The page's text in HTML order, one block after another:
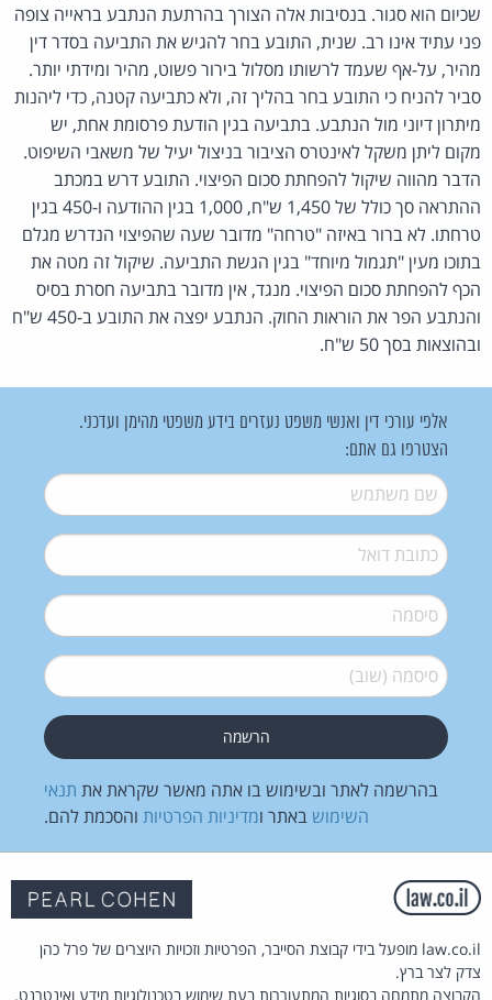
שכיום הוא סגור. בנסיבות אלה הצורך בהרתעת הנתבע בראייה צופה
פני עתיד אינו רב. שנית, התובע בחר להגיש את התביעה בסדר דין
מהיר, על-אף שעמד לרשותו מסלול בירור פשוט, מהיר ומידתי יותר.
סביר להניח כי התובע בחר בהליך זה, ולא כתביעה קטנה, כדי ליהנות
מיתרון דיוני מול הנתבע. בתביעה בגין הודעת פרסומת אחת, יש
מקום ליתן משקל לאינטרס הציבור בניצול יעיל של משאבי השיפוט.
הדבר מהווה שיקול להפחתת סכום הפיצוי. התובע דרש במכתב
ההתראה סך כולל של 1,450 ש"ח, 1,000 בגין ההודעה ו-450 בגין
טרחתו. לא ברור באיזה "טרחה" מדובר שעה שהפיצוי הנדרש מגלם
בתוכו מעין "תגמול מיוחד" בגין הגשת התביעה. שיקול זה מטה את
הכף להפחתת סכום הפיצוי. מנגד, אין מדובר בתביעה חסרת בסיס
והנתבע הפר את הוראות החוק. הנתבע יפצה את התובע ב-450 ש"ח
ובהוצאות בסך 50 ש"ח.
אלפי עורכי דין ואנשי משפט נעזרים בידע משפטי מהימן ועדכני.
הצטרפו גם אתם:
שם משתמש*
דואל*
סיסמה*
סיסמה (שוב)*
בהרשמה לאתר ובשימוש בו אתה מאשר שקראת את תנאי
השימוש באתר ומדיניות הפרטיות והסכמת להם.
law.co.il מופעל בידי קבוצת הסייבר, הפרטיות וזכויות היוצרים של פרל כהן
צדק לצר ברץ.
הקבוצה מתמחה בסוגיות המתעוררות בעת שימוש בטכנולוגיות מידע ואינטרנט.